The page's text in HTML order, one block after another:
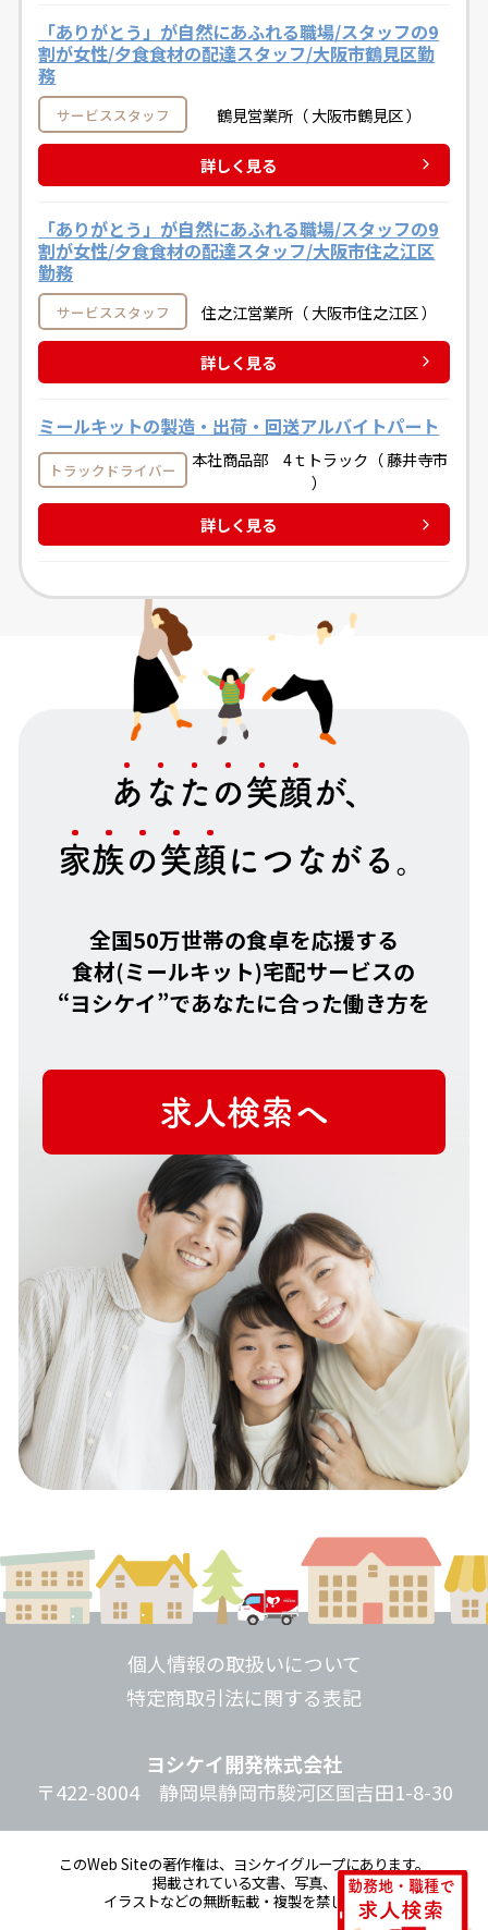
「ありがとう」が自然にあふれる職場/スタッフの9
割が女性/夕食食材の配達スタッフ/大阪市鶴見区勤
務
サービススタッフ 鶴見営業所（ 大阪市鶴見区 ）
詳しく見る
「ありがとう」が自然にあふれる職場/スタッフの9
割が女性/夕食食材の配達スタッフ/大阪市住之江区
勤務
サービススタッフ 住之江営業所（ 大阪市住之江区 ）
詳しく見る
ミールキットの製造・出荷・回送アルバイトパート
トラックドライバー
本社商品部 4ｔトラック（ 藤井寺市
）
詳しく見る
あ な た の笑顔が、
家族の笑顔につながる。
全国50万世帯の食卓を応援する
食材(ミールキット)宅配サービスの
“ヨシケイ”であなたに合った働き方を
求人検索へ
個人情報の取扱いについて
特定商取引法に関する表記
ヨシケイ開発株式会社
〒422-8004 静岡県静岡市駿河区国吉田1-8-30
このWeb Siteの著作権は、ヨシケイグループにあります。
掲載されている文書、写真、
イラストなどの無断転載・複製を禁じます。
勤務地・職種で
求人検索